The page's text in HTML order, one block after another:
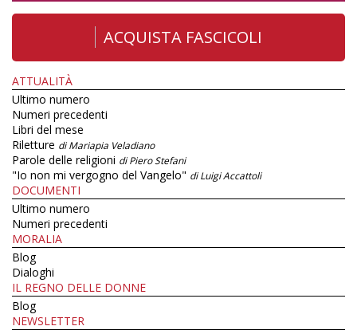
ACQUISTA FASCICOLI
ATTUALITÀ
Ultimo numero
Numeri precedenti
Libri del mese
Riletture di Mariapia Veladiano
Parole delle religioni di Piero Stefani
"Io non mi vergogno del Vangelo" di Luigi Accattoli
DOCUMENTI
Ultimo numero
Numeri precedenti
MORALIA
Blog
Dialoghi
IL REGNO DELLE DONNE
Blog
NEWSLETTER